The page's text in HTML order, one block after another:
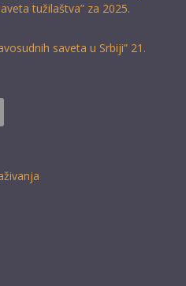
tužilaštva” za 2025.
saveta u Srbiji” 21.